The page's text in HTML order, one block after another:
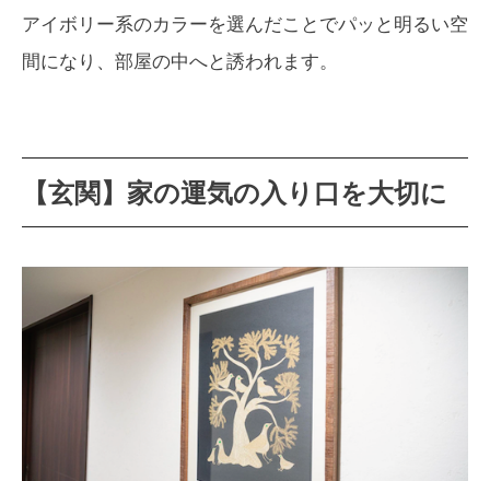
アイボリー系のカラーを選んだことでパッと明るい空
間になり、部屋の中へと誘われます。
【玄関】家の運気の入り口を大切に